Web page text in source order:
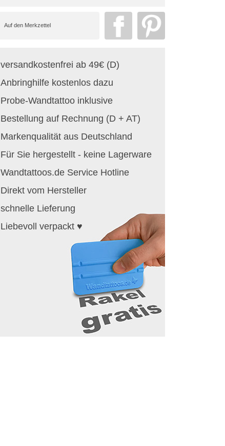
versandkostenfrei ab 49€ (D)
Anbringhilfe kostenlos dazu
Probe-Wandtattoo inklusive
Bestellung auf Rechnung (D + AT)
Markenqualität aus Deutschland
Für Sie hergestellt - keine Lagerware
Wandtattoos.de Service Hotline
Direkt vom Hersteller
schnelle Lieferung
Liebevoll verpackt ♥